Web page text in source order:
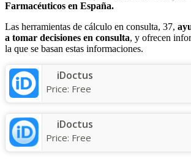
Farmacéuticos en España.
Las herramientas de cálculo en consulta, 37,
a tomar decisiones en consulta, y ofrecen
la que se basan estas informaciones.
iDoctus
Price: Free
iDoctus
Price: Free